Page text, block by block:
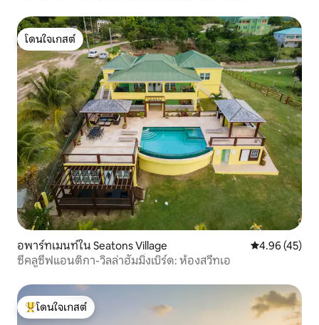
โดนใจเกสต์
โดนใจเกสต์
อพาร์ทเมนท์ใน Seatons Village คะแนนเฉลี่ย
4.96 (45)
ซีคลูซีฟแอนติกา-วิลล่าฮัมมิ่งเบิร์ด: ห้องสวีทเอ
โดนใจเกสต์ที่สุด
โดนใจเกสต์